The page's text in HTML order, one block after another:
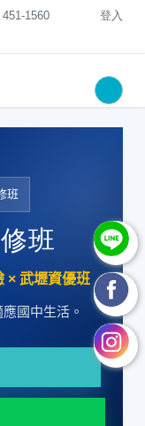
1560
登入
班
班
× 武壢資優班
國中生活。